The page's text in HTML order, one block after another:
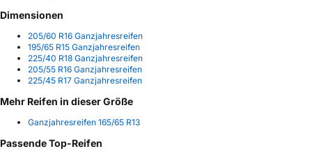
Dimensionen
205/60 R16 Ganzjahresreifen
195/65 R15 Ganzjahresreifen
225/40 R18 Ganzjahresreifen
205/55 R16 Ganzjahresreifen
225/45 R17 Ganzjahresreifen
Mehr Reifen in dieser Größe
Ganzjahresreifen 165/65 R13
Passende Top-Reifen